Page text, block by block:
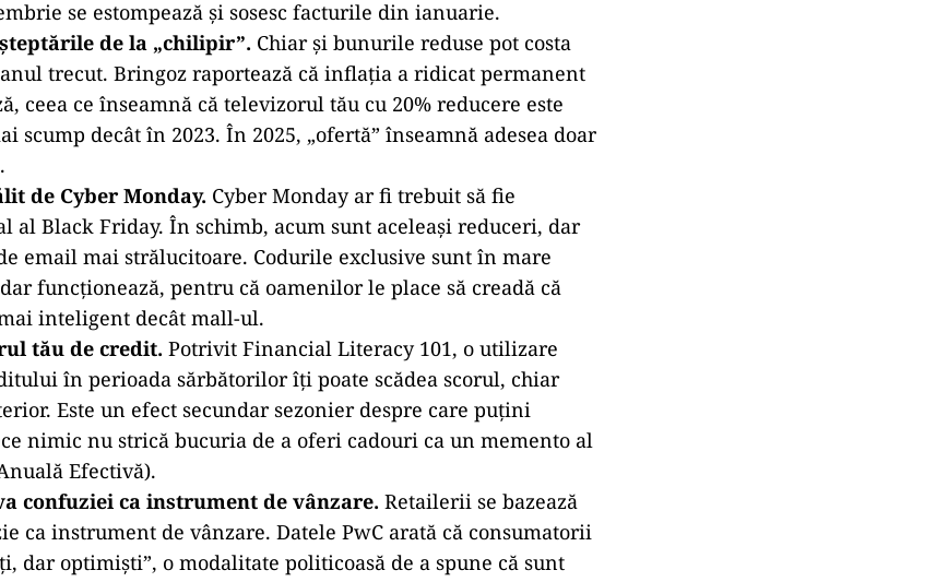
sau presiunea familială, înlocuiesc bugetarea rațională.
Acel banner cu „timp limitat” nu este doar un cronometru.
prețuri false.Multe oferte sunt doar inventar re-prețuit.
constatat că unele magazine măresc în liniște prețurile la
doar pentru a le reduce înapoi în timpul
vânzare. Matematica arată impresionant, până când îți dai
o reducere falsă.
acum, plătește mai târziu”.Serviciile de tip
plătește mai târziu” explodează în timpul sărbătorilor,
o creștere a achizițiilor de cadouri cu plată amânată.
micro-împrumuturi se pot transforma în datorii majore când
se estompează și sosesc facturile din ianuarie.
de la „chilipir”.Chiar și bunurile reduse pot costa
trecut. Bringoz raportează că inflația a ridicat permanent
ceea ce înseamnă că televizorul tău cu 20% reducere este
scump decât în 2023. În 2025, „ofertă” înseamnă adesea doar
de Cyber Monday.Cyber Monday ar fi trebuit să fie